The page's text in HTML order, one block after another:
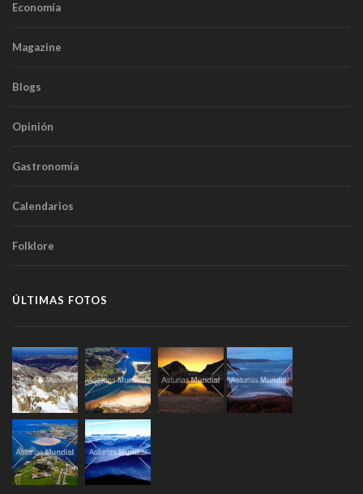
Economía
Magazine
Blogs
Opinión
Gastronomía
Calendarios
Folklore
ÚLTIMAS FOTOS